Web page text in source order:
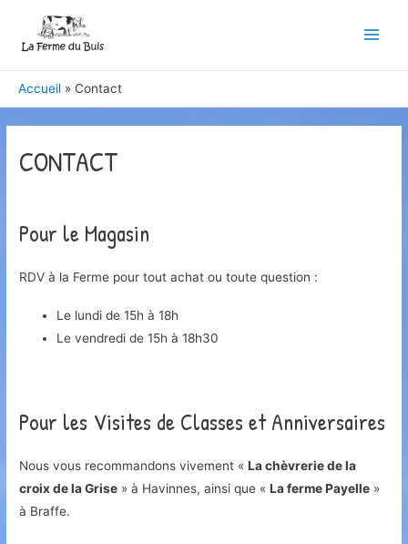
Accueil Contact
CONTACT
Pour le Magasin
RDV à la Ferme pour tout achat ou toute question :
Le lundi de 15h à 18h
Le vendredi de 15h à 18h30
Pour les Visites de Classes et Anniversaires
Nous vous recommandons vivement «La chèvrerie de la
croix de la Grise » à Havinnes, ainsi que «La ferme Payelle »
à Braffe.